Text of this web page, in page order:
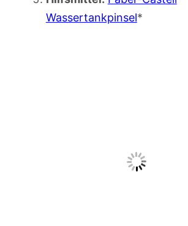
Wassertankpinsel*